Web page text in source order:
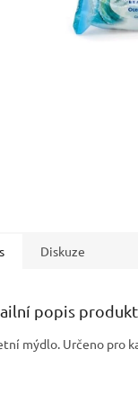
Diskuze
popis
mýdlo. Určeno pro